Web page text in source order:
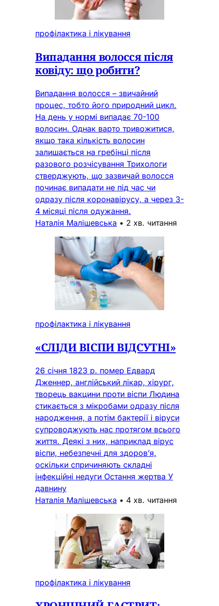
профілактика і лікування
Випадання волосся після
ковіду: що робити?
Випадання волосся – звичайний
процес, тобто його природний цикл.
На день у нормі випадає 70-100
волосин. Однак варто тривожитися,
якщо така кількість волосин
залишається на гребінці після
разового розчісування Трихологи
стверджують, що зазвичай волосся
починає випадати не під час чи
одразу після коронавірусу, а через 3-
4 місяці після одужання.
Наталія Малішевська • 2 хв. читання
профілактика і лікування
«СЛІДИ ВІСПИ ВІДСУТНІ»
26 січня 1823 р. помер Едвард
Дженнер, англійський лікар, хірург,
творець вакцини проти віспи Людина
стикається з мікробами одразу після
народження, а потім бактерії і віруси
супроводжують нас протягом всього
життя. Деякі з них, наприклад вірус
віспи, небезпечні для здоров’я,
оскільки спричиняють складні
інфекційні недуги Остання жертва У
давнину
Наталія Малішевська • 4 хв. читання
профілактика і лікування